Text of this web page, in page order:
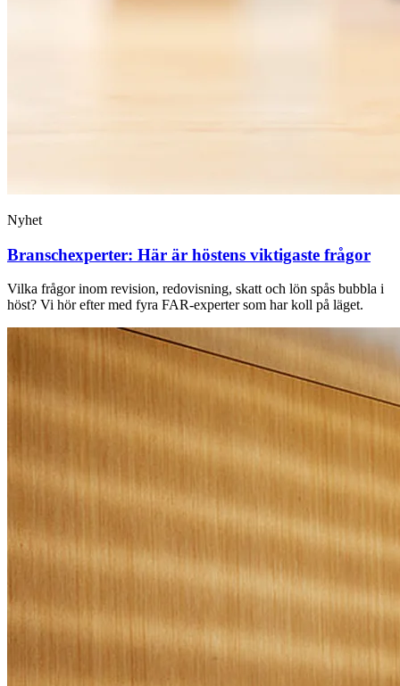
Nyhet
Branschexperter: Här är höstens viktigaste frågor
Vilka frågor inom revision, redovisning, skatt och lön spås bubbla i
höst? Vi hör efter med fyra FAR-experter som har koll på läget.